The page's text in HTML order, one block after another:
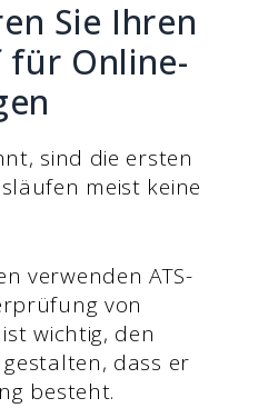
Sie Ihren
für Online-
sind die ersten
meist keine
verwenden ATS-
von
wichtig, den
dass er
besteht.